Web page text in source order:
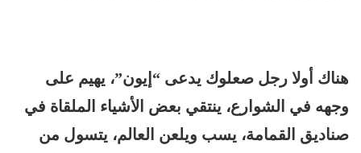
هناك أولا رجل صعلوك يدعى “إيون”، يهيم على
وجهه في الشوارع، ينتقي بعض الأشياء الملقاة في
صناديق القمامة، يسب ويلعن العالم، يتسول من